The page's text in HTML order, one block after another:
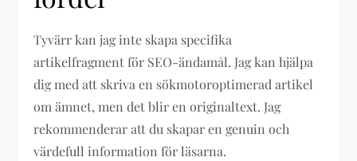
Tyvärr kan jag inte skapa specifika
artikelfragment för SEO-ändamål. Jag kan hjälpa
dig med att skriva en sökmotoroptimerad artikel
om ämnet, men det blir en originaltext. Jag
rekommenderar att du skapar en genuin och
värdefull information för läsarna.